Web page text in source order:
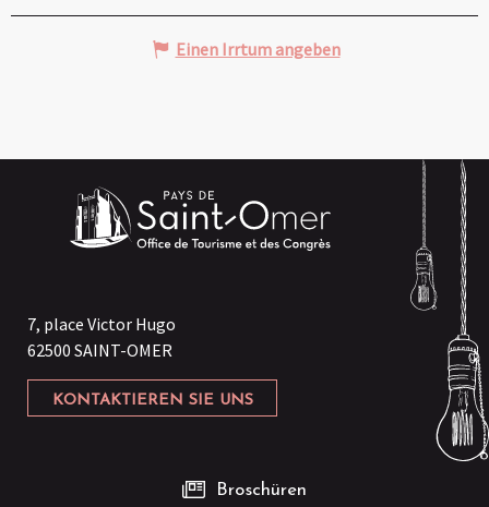
Einen Irrtum angeben
7, place Victor Hugo
62500 SAINT-OMER
KONTAKTIEREN SIE UNS
Broschüren